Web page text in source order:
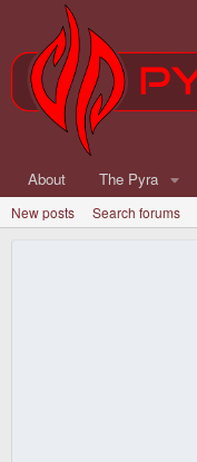
About The Pyra
New posts Search forums